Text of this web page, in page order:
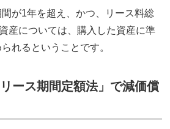
が1年を超え、かつ、リース料総
産については、購入した資産に準
れるということです。
ース期間定額法」で減価償